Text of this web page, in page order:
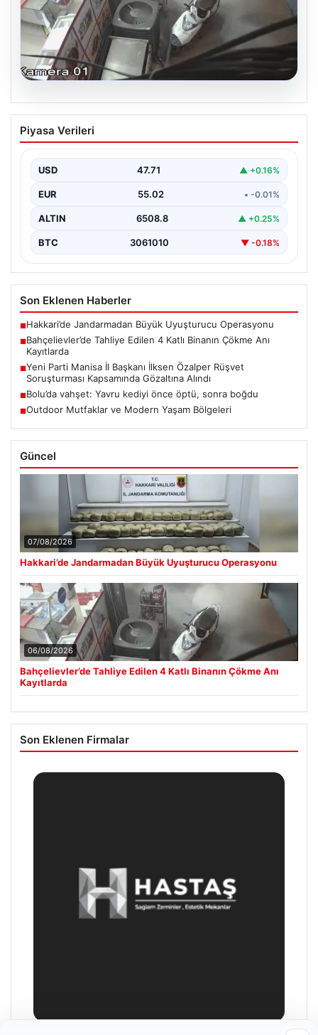
06.08.2026
Bahçelievler’de Tahliye Edilen 4 Katlı
Binanın Çökme Anı Kayıtlarda
endişe verici sesler sonrası gece saatlerinde tahliye
edilen dört…
Piyasa Verileri
USD 47.71 ▲ +0.16%
EUR 55.02 • -0.01%
ALTIN 6508.8 ▲ +0.25%
BTC 3061010 ▼ -0.18%
Son Eklenen Haberler
■Hakkari’de Jandarmadan Büyük Uyuşturucu Operasyonu
■Bahçelievler’de Tahliye Edilen 4 Katlı Binanın Çökme Anı
Kayıtlarda
■Yeni Parti Manisa İl Başkanı İlksen Özalper Rüşvet
Soruşturması Kapsamında Gözaltına Alındı
■Bolu’da vahşet: Yavru kediyi önce öptü, sonra boğdu
■Outdoor Mutfaklar ve Modern Yaşam Bölgeleri
Güncel
07/08/2026
Hakkari’de Jandarmadan Büyük Uyuşturucu Operasyonu
06/08/2026
Bahçelievler’de Tahliye Edilen 4 Katlı Binanın Çökme Anı
Kayıtlarda
Son Eklenen Firmalar